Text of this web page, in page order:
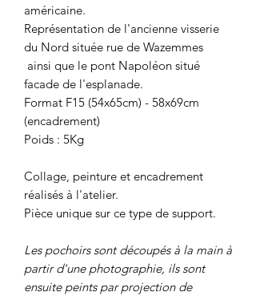
américaine.
Représentation de l'ancienne visserie
du Nord située rue de Wazemmes
ainsi que le pont Napoléon situé
facade de l'esplanade.
Format F15 (54x65cm) - 58x69cm
(encadrement)
Poids : 5Kg
Collage, peinture et encadrement
réalisés à l'atelier.
Pièce unique sur ce type de support.
Les pochoirs sont découpés à la main à
partir d'une photographie, ils sont
ensuite peints par projection de